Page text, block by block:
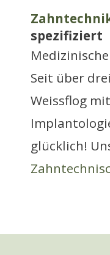
spezifiziert
Seit über
Weissflog
glücklich!